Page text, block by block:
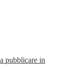
pubblicare in